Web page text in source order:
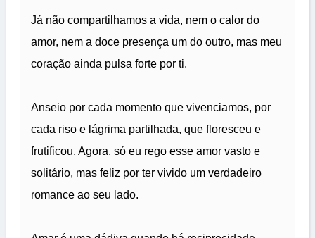
Já não compartilhamos a vida, nem o calor do
amor, nem a doce presença um do outro, mas meu
coração ainda pulsa forte por ti.
Anseio por cada momento que vivenciamos, por
cada riso e lágrima partilhada, que floresceu e
frutificou. Agora, só eu rego esse amor vasto e
solitário, mas feliz por ter vivido um verdadeiro
romance ao seu lado.